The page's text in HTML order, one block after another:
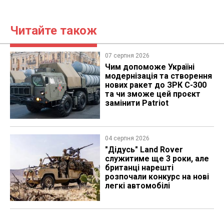
Читайте також
07 серпня 2026
Чим допоможе Україні
модернізація та створення
нових ракет до ЗРК С-300
та чи зможе цей проєкт
замінити Patriot
04 серпня 2026
"Дідусь" Land Rover
служитиме ще 3 роки, але
британці нарешті
розпочали конкурс на нові
легкі автомобілі